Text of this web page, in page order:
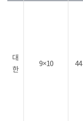
대
한
9×10 44